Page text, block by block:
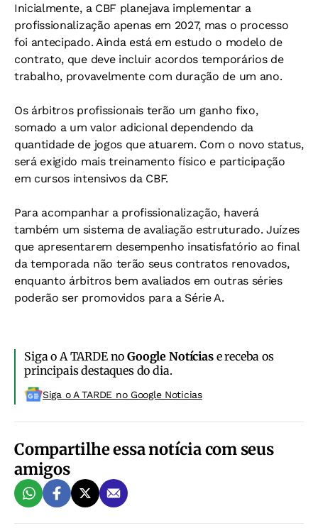
Inicialmente, a CBF planejava implementar a
profissionalização apenas em 2027, mas o processo
foi antecipado. Ainda está em estudo o modelo de
contrato, que deve incluir acordos temporários de
trabalho, provavelmente com duração de um ano.
Os árbitros profissionais terão um ganho fixo,
somado a um valor adicional dependendo da
quantidade de jogos que atuarem. Com o novo status,
será exigido mais treinamento físico e participação
em cursos intensivos da CBF.
Para acompanhar a profissionalização, haverá
também um sistema de avaliação estruturado. Juízes
que apresentarem desempenho insatisfatório ao final
da temporada não terão seus contratos renovados,
enquanto árbitros bem avaliados em outras séries
poderão ser promovidos para a Série A.
Siga o A TARDE noGoogle Notíciase receba os
principais destaques do dia.
Siga o A TARDE no Google Noticias
Compartilhe essa notícia com seus
amigos